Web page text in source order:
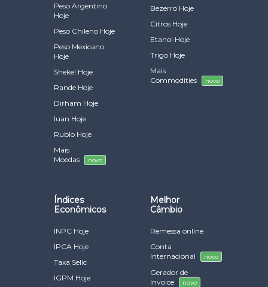
Peso Argentino
Hoje
Peso Chileno Hoje
Peso Mexicano
Hoje
Shekel Hoje
Rande Hoje
Dirham Hoje
Iuan Hoje
Rublo Hoje
Mais
Moedas
novo
Bezerro Hoje
Citros Hoje
Etanol Hoje
Trigo Hoje
Mais
Commodities
novo
Índices
Econômicos
INPC Hoje
IPCA Hoje
Taxa Selic
IGPM Hoje
Melhor
Câmbio
Remessa online
Conta
Internacional
novo
Gerador de
Invoice
novo